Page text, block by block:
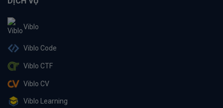
Viblo
Viblo Code
Viblo CTF
Viblo CV
Viblo Learning